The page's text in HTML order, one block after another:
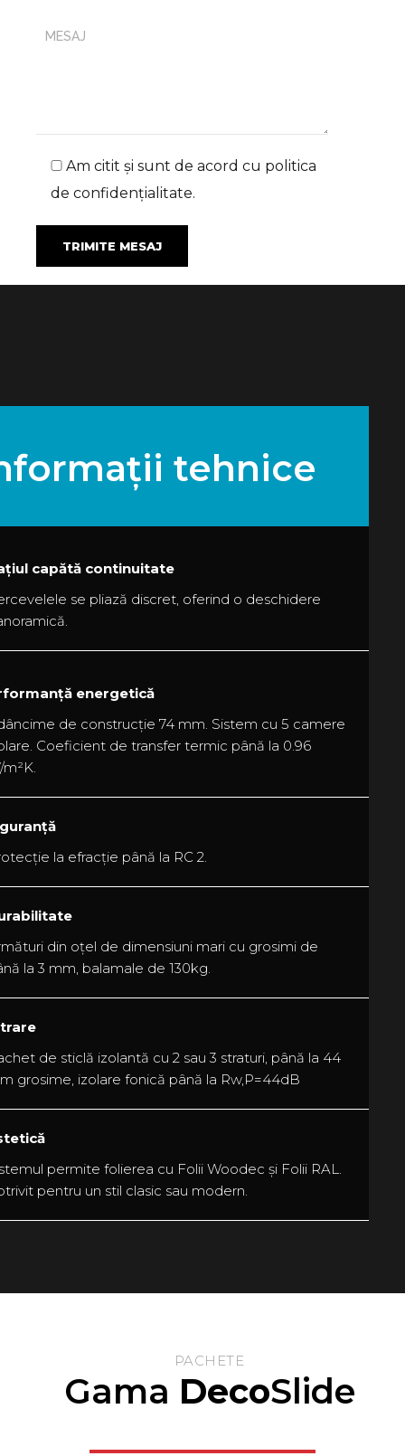
Am citit și sunt de acord cu politica
de confidențialitate.
tehnice
capătă continuitate
se pliază discret, oferind o deschidere
energetică
de construcție 74 mm. Sistem cu 5 camere
Coeficient de transfer termic până la 0.96
m²K.
la efracție până la RC 2.
din oțel de dimensiuni mari cu grosimi de
la 3 mm, balamale de 130kg.
de sticlă izolantă cu 2 sau 3 straturi, până la 44
grosime, izolare fonică până la Rw,P=44dB
permite folierea cu Folii Woodec și Folii RAL.
pentru un stil clasic sau modern.
PACHETE
Gama DecoSlide